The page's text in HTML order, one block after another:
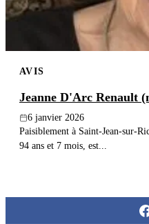
AVIS
Jeanne D'Arc Renault
6 janvier 2026
Paisiblement à Saint-Jean-sur-
94 ans et 7 mois, est...